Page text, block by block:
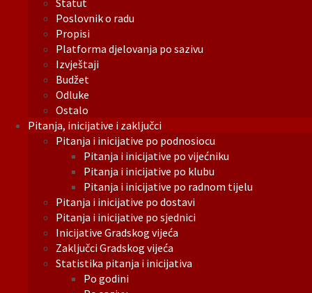
Statut
Poslovnik o radu
Propisi
Platforma djelovanja po sazivu
Izvještaji
Budžet
Odluke
Ostalo
Pitanja, inicijative i zaključci
Pitanja i inicijative po podnosiocu
Pitanja i inicijative po vijećniku
Pitanja i inicijative po klubu
Pitanja i inicijative po radnom tijelu
Pitanja i inicijative po dostavi
Pitanja i inicijative po sjednici
Inicijative Gradskog vijeća
Zaključci Gradskog vijeća
Statistika pitanja i inicijativa
Po godini